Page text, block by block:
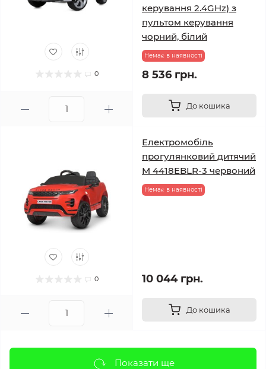
0
керування 2.4GHz) з
пультом керування
чорний, білий
Немає в наявності
8 536 грн.
До кошика
0
Електромобіль
прогулянковий дитячий
M 4418EBLR-3 червоний
Немає в наявності
10 044 грн.
До кошика
Показати ще